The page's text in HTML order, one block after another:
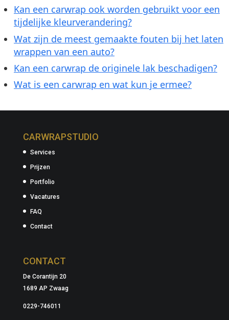
Kan een carwrap ook worden gebruikt voor een
tijdelijke kleurverandering?
Wat zijn de meest gemaakte fouten bij het laten
wrappen van een auto?
Kan een carwrap de originele lak beschadigen?
Wat is een carwrap en wat kun je ermee?
CARWRAPSTUDIO
Services
Prijzen
Portfolio
Vacatures
FAQ
Contact
CONTACT
De Corantijn 20
1689 AP Zwaag
0229-746011